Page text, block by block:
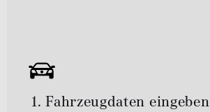
1. Fahrzeugdaten eingeben